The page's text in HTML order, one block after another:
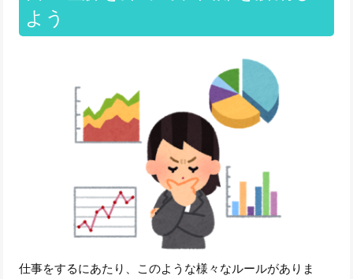
よう
仕事をするにあたり、このような様々なルールがありま